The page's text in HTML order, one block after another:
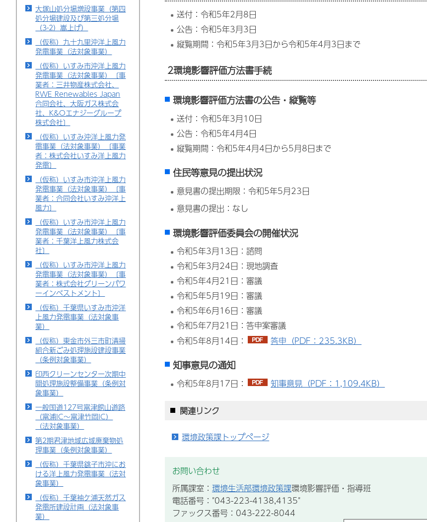
大塚山処分場増設事業（第四
処分場建設及び第三処分場
（3-2）嵩上げ）
（仮称）九十九里沖洋上風力
発電事業（法対象事業）
（仮称）いすみ市沖洋上風力
発電事業（法対象事業）〔事
業者：三井物産株式会社、
RWE Renewables Japan
合同会社、大阪ガス株式会
社、K&Oエナジーグループ
株式会社〕
（仮称）いすみ沖洋上風力発
電事業（法対象事業）〔事業
者：株式会社いすみ洋上風力
発電〕
（仮称）いすみ市沖洋上風力
発電事業（法対象事業）〔事
業者：合同会社いすみ沖洋上
風力〕
（仮称）いすみ市沖洋上風力
発電事業（法対象事業）〔事
業者：千葉洋上風力株式会
社〕
（仮称）いすみ市沖洋上風力
発電事業（法対象事業）〔事
業者：株式会社グリーンパワ
ーインベストメント〕
（仮称）千葉県いすみ市沖洋
上風力発電事業（法対象事
業）
（仮称）東金市外三市町清掃
組合新ごみ処理施設建設事業
（条例対象事業）
印西クリーンセンター次期中
間処理施設整備事業（条例対
象事業）
一般国道127号富津館山道路
（富浦IC～富津竹岡IC）
（法対象事業）
第2期君津地域広域廃棄物処
理事業（条例対象事業）
（仮称）千葉県銚子市沖にお
ける洋上風力発電事業（法対
象事業）
（仮称）千葉袖ケ浦天然ガス
発電所建設計画（法対象事
業）
送付：令和5年2月8日
公告：令和5年3月3日
縦覧期間：令和5年3月3日から令和5年4月3日まで
2環境影響評価方法書手続
環境影響評価方法書の公告・縦覧等
送付：令和5年3月10日
公告：令和5年4月4日
縦覧期間：令和5年4月4日から5月8日まで
住民等意見の提出状況
意見書の提出期限：令和5年5月23日
意見書の提出：なし
環境影響評価委員会の開催状況
令和5年3月13日：諮問
令和5年3月24日：現地調査
令和5年4月21日：審議
令和5年5月19日：審議
令和5年6月16日：審議
令和5年7月21日：答申案審議
令和5年8月14日：
答申（PDF：235.3KB）
知事意見の通知
令和5年8月17日： 知事意見（PDF：1,109.4KB）
関連リンク
環境政策課トップページ
お問い合わせ
所属課室： 環境生活部環境政策課環境影響評価・指導班
電話番号："043-223-4138,4135"
ファックス番号：043-222-8044